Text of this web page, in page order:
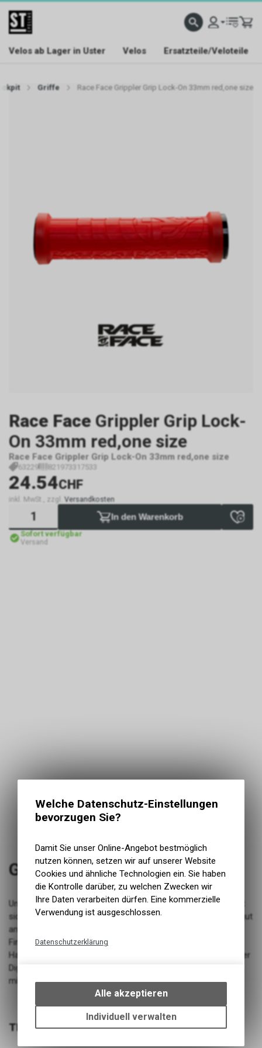
Velos ab Lager in Uster Velos Ersatzteile/Veloteile
Griffe Race Face Grippler Grip Lock-On 33mm red,one size
Race Face Grippler Grip Lock-
On 33mm red,one size
Race Face Grippler Grip Lock-On 33mm red,one size
63229 821973317533
24.54CHF
inkl. MwSt., zzgl. Versandkosten
In den Warenkorb
Sofort verfügbar
Versand
Grippler Grip Lock-On 33mm
Unser patentiertes Compound und Diamantschliff-Finish fühlt
sich sowohl mit Handschuhen als auch mit blossen Händen gut
an - und mit dem rampenförmigen Griffprofil auf der
Fingerseite und der unterschiedlichen Greiftiefe auf der
Handflächenseite bringt Grippler Sie auf ein höheres Niveau der
Digitalisierung. Jetzt in 10 Farben und zwei Grössen erhältlich,
mit Double Lock Ons.
TECHNISCHE DATEN
Welche Datenschutz-Einstellungen
bevorzugen Sie?
Damit Sie unser Online-Angebot bestmöglich
nutzen können, setzen wir auf unserer Website
Cookies und ähnliche Technologien ein. Sie haben
die Kontrolle darüber, zu welchen Zwecken wir
Ihre Daten verarbeiten dürfen. Eine kommerzielle
Verwendung ist ausgeschlossen.
Datenschutzerklärung
bestimmte Interaktionen und
Einstellungen auf Ihrem Gerät,
um die grundlegenden
Funktionen unseres Online-
Alle akzeptieren
Individuell verwalten